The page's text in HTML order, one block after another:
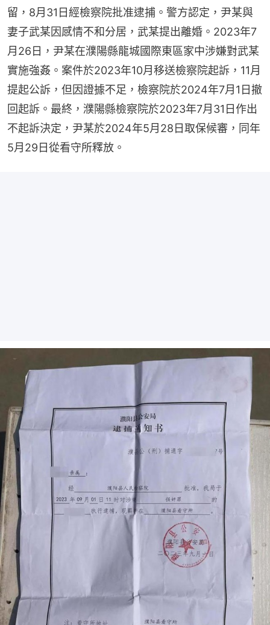
留，8月31日經檢察院批准逮捕。警方認定，尹某與
妻子武某因感情不和分居，武某提出離婚。2023年7
月26日，尹某在濮陽縣龍城國際東區家中涉嫌對武某
實施強姦。案件於2023年10月移送檢察院起訴，11月
提起公訴，但因證據不足，檢察院於2024年7月1日撤
回起訴。最終，濮陽縣檢察院於2023年7月31日作出
不起訴決定，尹某於2024年5月28日取保候審，同年
5月29日從看守所釋放。